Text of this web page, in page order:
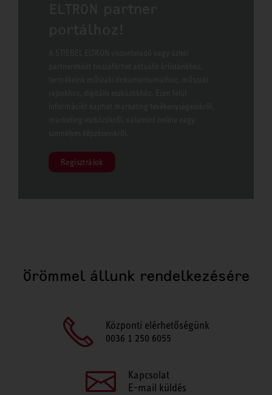
Regisztrálok
Örömmel állunk rendelkezésére
Központi elérhetőségünk
0036 1 250 6055
Kapcsolat
E-mail küldés